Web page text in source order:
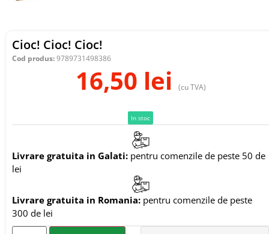
Cioc! Cioc! Cioc!
Cod produs:9789731498386
16,50 lei (cu TVA)
In stoc
Livrare gratuita in Galati: pentru comenzile de peste 50 de
lei
Livrare gratuita in Romania: pentru comenzile de peste
300 de lei